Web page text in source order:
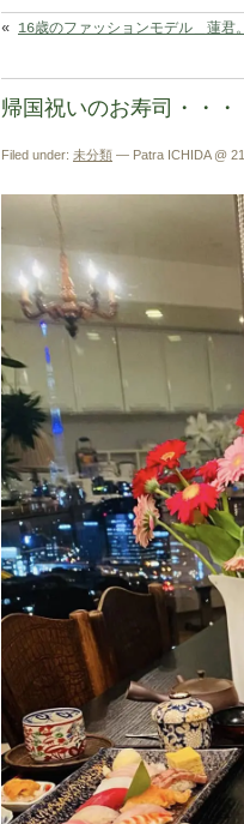
« 16歳のファッションモデル＿蓮君。
帰国祝いのお寿司・・・
Filed under: 未分類 — Patra ICHIDA @